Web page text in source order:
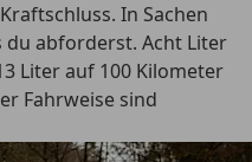
In Sachen
abforderst. Acht Liter
Liter auf 100 Kilometer
Fahrweise sind